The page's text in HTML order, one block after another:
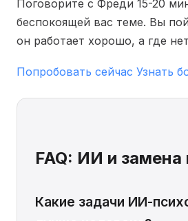
Поговорите с Фреди 15-20
беспокоящей вас теме. Вы
он работает хорошо, а где
Попробовать сейчас Узнать
FAQ: ИИ и замена
Какие задачи ИИ-